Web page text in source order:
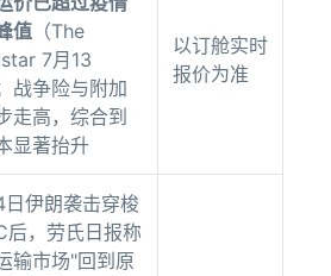
值 （The
7月13
战争险与附加
走高，综合到
显著抬升
以订舱实时
报价为准
日伊朗袭击穿梭
后，劳氏日报称
输市场"回到原